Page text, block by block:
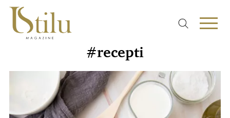
#recepti